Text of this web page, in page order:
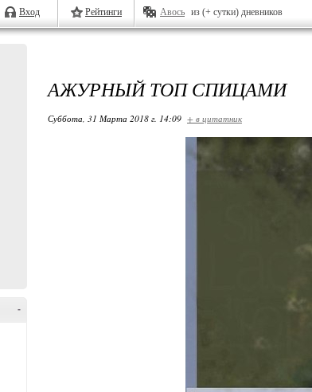
Вход Рейтинги Авось из (+ сутки) дневников
-
АЖУРНЫЙ ТОП СПИЦАМИ
Суббота, 31 Марта 2018 г. 14:09 + в цитатник